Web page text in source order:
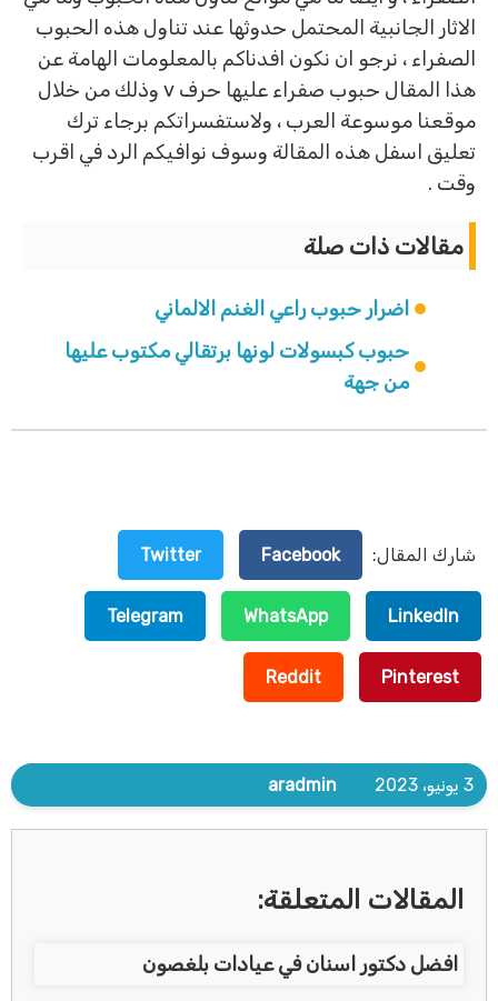
الاثار الجانبية المحتمل حدوثها عند تناول هذه الحبوب
الصفراء ، نرجو ان نكون افدناكم بالمعلومات الهامة عن
هذا المقال حبوب صفراء عليها حرف v وذلك من خلال
موقعنا موسوعة العرب ، ولاستفسراتكم برجاء ترك
تعليق اسفل هذه المقالة وسوف نوافيكم الرد في اقرب
وقت .
مقالات ذات صلة
اضرار حبوب راعي الغنم الالماني
حبوب كبسولات لونها برتقالي مكتوب عليها
من جهة
شارك المقال: Facebook
Twitter
LinkedIn
WhatsApp
Telegram
Pinterest
Reddit
3 يونيو، 2023 aradmin
المقالات المتعلقة:
افضل دكتور اسنان في عيادات بلغصون